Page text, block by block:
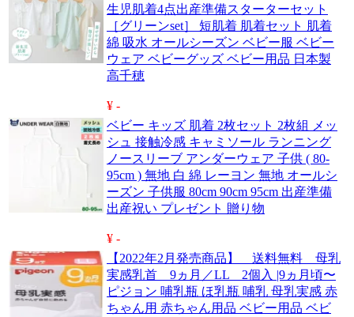
生児肌着4点出産準備スターターセット
［グリーンset］ 短肌着 肌着セット 肌着
綿 吸水 オールシーズン ベビー服 ベビー
ウェア ベビーグッズ ベビー用品 日本製
高千穂
¥ -
ベビー キッズ 肌着 2枚セット 2枚組 メッ
シュ 接触冷感 キャミソール ランニング
ノースリーブ アンダーウェア 子供 ( 80-
95cm ) 無地 白 綿 レーヨン 無地 オールシ
ーズン 子供服 80cm 90cm 95cm 出産準備
出産祝い プレゼント 贈り物
¥ -
【2022年2月発売商品】 送料無料 母乳
実感乳首 9ヵ月／LL 2個入 |9ヵ月頃〜
ピジョン 哺乳瓶 ほ乳瓶 哺乳 母乳実感 赤
ちゃん用 赤ちゃん用品 ベビー用品 ベビ